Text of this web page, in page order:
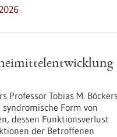
Tobias M.
Form von
dessen Funktionsverlust
der Betroffenen